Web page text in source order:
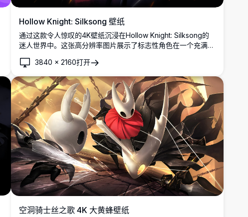
Hollow Knight: Silksong 壁纸
通过这款令人惊叹的4K壁纸沉浸在Hollow Knight: Silksong的
迷人世界中。这张高分辨率图片展示了标志性角色在一个充满活
3840 × 2160打开
空洞骑士丝之歌 4K 大黄蜂壁纸